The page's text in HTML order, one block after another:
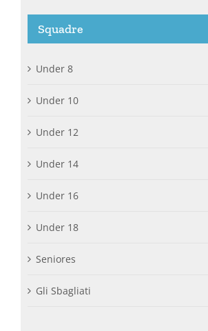
Squadre
Under 8
Under 10
Under 12
Under 14
Under 16
Under 18
Seniores
Gli Sbagliati